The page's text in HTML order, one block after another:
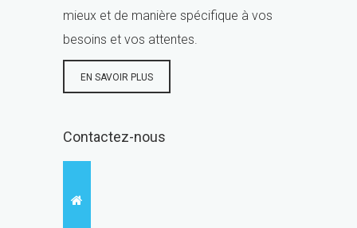
mieux et de manière spécifique à vos
besoins et vos attentes.
EN SAVOIR PLUS
Contactez-nous